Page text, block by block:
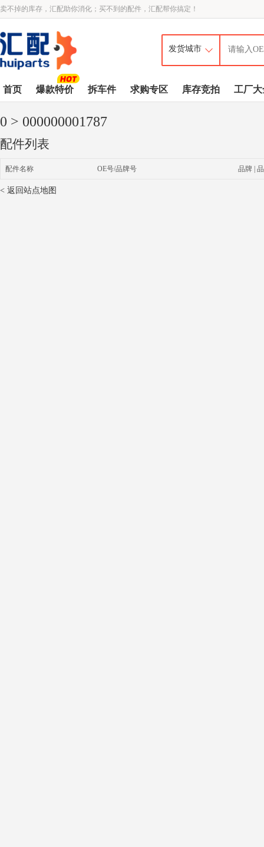
卖不掉的库存，汇配助你消化；买不到的配件，汇配帮你搞定！
首页 爆款特价 拆车件 求购专区 库存竞拍 工厂大
0 > 000000001787
配件列表
配件名称 OE号/品牌号 品牌 |
< 返回站点地图